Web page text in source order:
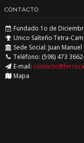
CONTACTO
Fundado 1o de
Unico Salteño Tetra-
Sede Social: Juan
Teléfono: (598) 473
E-mail:
Mapa